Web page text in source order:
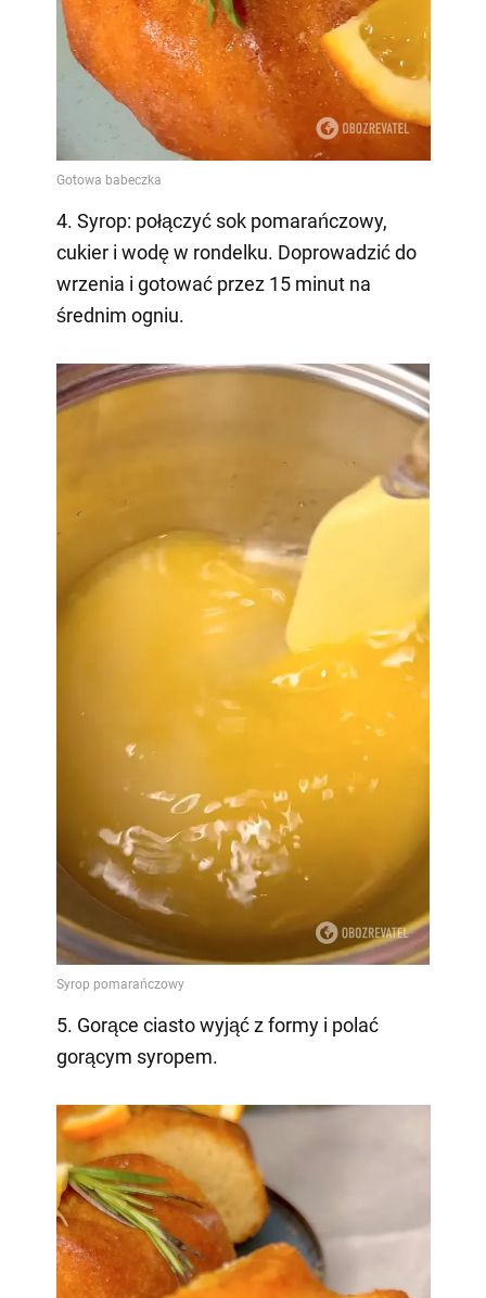
4. Syrop: połączyć sok pomarańczowy,
cukier i wodę w rondelku. Doprowadzić do
wrzenia i gotować przez 15 minut na
średnim ogniu.
5. Gorące ciasto wyjąć z formy i polać
gorącym syropem.